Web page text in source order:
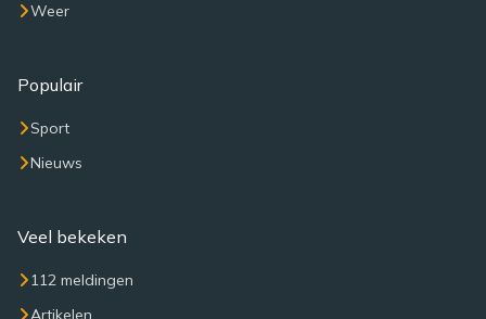
Weer
Populair
Sport
Nieuws
Veel bekeken
112 meldingen
Artikelen